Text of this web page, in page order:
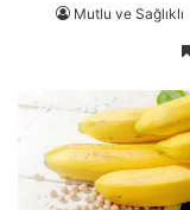
Mutlu ve Sağlıklı